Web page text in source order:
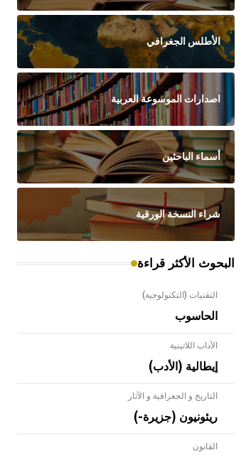
الأطلس الجغرافي
اصدارات الموسوعة العربية
أسماء الباحثين
شراء النسخة الورقية
البحوث الأكثر قراءة
التقنيات (التكنولوجية)
الحاسوب
الآداب اللاتينية
إيطالية (الأدب)
التاريخ و الجغرافية و الآثار
ريئونيون (جزيرة-)
القانون- هل تعلم أن الأبلق نوع من الفنون